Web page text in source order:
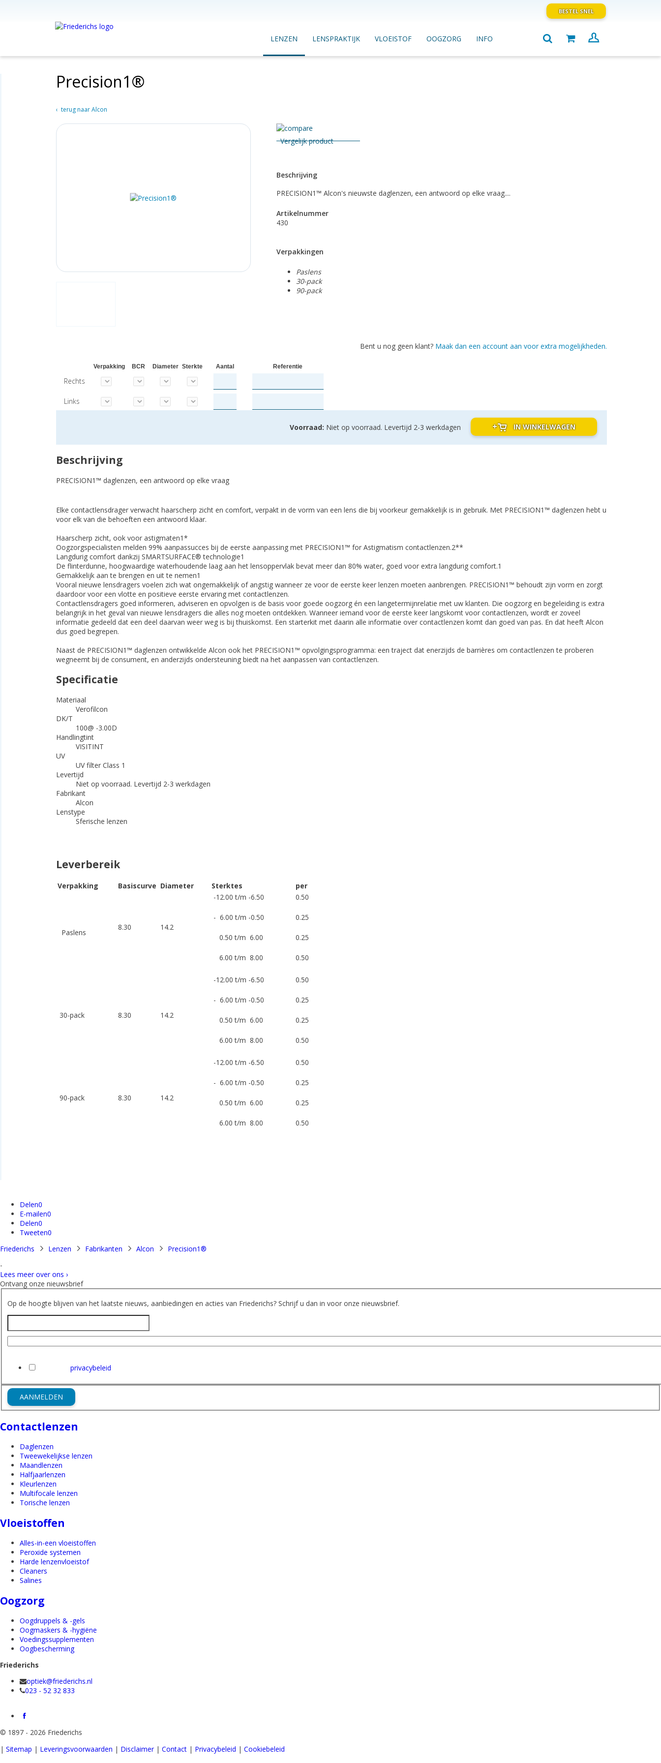
BESTEL SNEL
LENZEN LENSPRAKTIJK VLOEISTOF OOGZORG INFO
Precision1®
terug naar Alcon
Vergelijk product
Beschrijving
PRECISION1™ Alcon's nieuwste daglenzen, een antwoord op elke vraag....
Artikelnummer
430
Verpakkingen
Paslens
30-pack
90-pack
Bent u nog geen klant? Maak dan een account aan voor extra mogelijkheden.
Verpakking BCR Diameter Sterkte Aantal Referentie
Rechts
Links
IN WINKELWAGEN
Voorraad: Niet op voorraad. Levertijd 2-3 werkdagen
Beschrijving
PRECISION1™ daglenzen, een antwoord op elke vraag
Elke contactlensdrager verwacht haarscherp zicht en comfort, verpakt in de vorm van een lens die bij voorkeur gemakkelijk is in gebruik. Met PRECISION1™ daglenzen hebt u
voor elk van die behoe­ften een antwoord klaar.
Haarscherp zicht, ook voor astigmaten1*
Oogzorgspecialisten melden 99% aanpassucces bij de eerste aanpassing met PRECISION1™ for Astigmatism contactlenzen.2**
Langdurig comfort dankzij SMARTSURFACE® technologie1
De flinterdunne, hoogwaardige waterhoudende laag aan het lensoppervlak bevat meer dan 80% water, goed voor extra langdurig comfort.1
Gemakkelijk aan te brengen en uit te nemen1
Vooral nieuwe lensdragers voelen zich wat ongemakkelijk of angstig wanneer ze voor de eerste keer lenzen moeten aanbrengen. PRECISION1™ behoudt zijn vorm en zorgt
daardoor voor een vlotte en positieve eerste ervaring met contactlenzen.
Contactlensdragers goed informeren, adviseren en opvolgen is de basis voor goede oogzorg én een langetermijnrelatie met uw klanten. Die oogzorg en begeleiding is extra
belangrijk in het geval van nieuwe lensdragers die alles nog moeten ontdekken. Wanneer iemand voor de eerste keer langskomt voor contactlenzen, wordt er zoveel
informatie gedeeld dat een deel daarvan weer weg is bij thuiskomst. Een starterkit met daarin alle informatie over contactlenzen komt dan goed van pas. En dat hee­ft Alcon
dus goed begrepen.
Naast de PRECISION1™ daglenzen ontwikkelde Alcon ook het PRECISION1™ opvolgingsprogramma: een traject dat enerzijds de barrières om contactlenzen te proberen
wegneemt bij de consument, en anderzijds ondersteuning biedt na het aanpassen van contactlenzen.
Specificatie
Materiaal
Verofilcon
DK/T
100@ -3.00D
Handlingtint
VISITINT
UV
UV filter Class 1
Levertijd
Niet op voorraad. Levertijd 2-3 werkdagen
Fabrikant
Alcon
Lenstype
Sferische lenzen
Leverbereik
Verpakking Basiscurve Diameter Sterktes per
Paslens
8.30 14.2
-12.00 t/m -6.50
- 6.00 t/m -0.50
0.50 t/m 6.00
6.00 t/m 8.00
​0.50
0.25
0.25
0.50
30-pack 8.30 14.2
-12.00 t/m -6.50
- 6.00 t/m -0.50
0.50 t/m 6.00
6.00 t/m 8.00
0.50
0.25
0.25
0.50
90-pack 8.30 14.2
-12.00 t/m -6.50
- 6.00 t/m -0.50
0.50 t/m 6.00
6.00 t/m 8.00
0.50
0.25
0.25
0.50
Delen0
E-mailen0
Delen0
Tweeten0
Friederichs
Lenzen Fabrikanten Alcon
Precision1®
-
Lees meer over ons ›
Ontvang onze nieuwsbrief
Op de hoogte blijven van het laatste nieuws, aanbiedingen en acties van Friederichs? Schrijf u dan in voor onze nieuwsbrief.
privacybeleid
AANMELDEN
Contactlenzen
Daglenzen
Tweewekelijkse lenzen
Maandlenzen
Halfjaarlenzen
Kleurlenzen
Multifocale lenzen
Torische lenzen
Vloeistoffen
Alles-in-een vloeistoffen
Peroxide systemen
Harde lenzenvloeistof
Cleaners
Salines
Oogzorg
Oogdruppels & -gels
Oogmaskers & -hygiëne
Voedingssupplementen
Oogbescherming
Friederichs
optiek@friederichs.nl
023 - 52 32 833
© 1897 - 2026 Friederichs
| Sitemap | Leveringsvoorwaarden | Disclaimer | Contact | Privacybeleid | Cookiebeleid